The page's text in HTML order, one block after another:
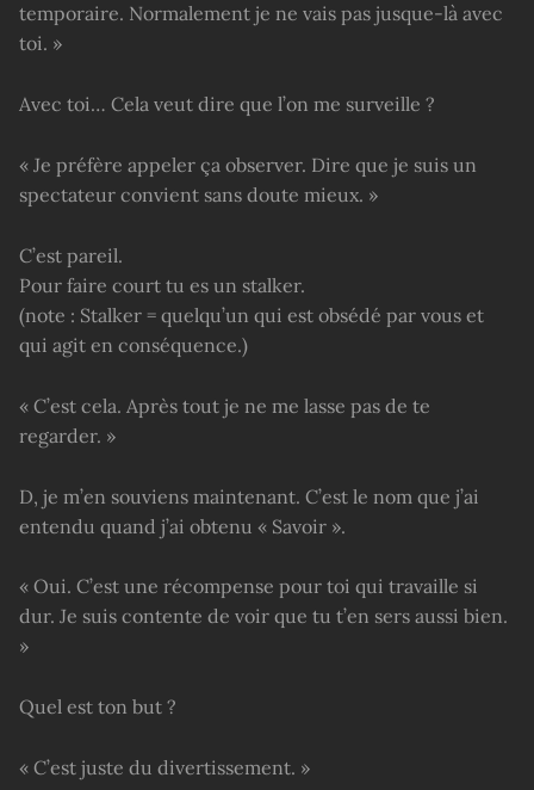
temporaire. Normalement je ne vais pas jusque-là avec
toi. »
Avec toi… Cela veut dire que l’on me surveille ?
« Je préfère appeler ça observer. Dire que je suis un
spectateur convient sans doute mieux. »
C’est pareil.
Pour faire court tu es un stalker.
(note : Stalker = quelqu’un qui est obsédé par vous et
qui agit en conséquence.)
« C’est cela. Après tout je ne me lasse pas de te
regarder. »
D, je m’en souviens maintenant. C’est le nom que j’ai
entendu quand j’ai obtenu « Savoir ».
« Oui. C’est une récompense pour toi qui travaille si
dur. Je suis contente de voir que tu t’en sers aussi bien.
»
Quel est ton but ?
« C’est juste du divertissement. »